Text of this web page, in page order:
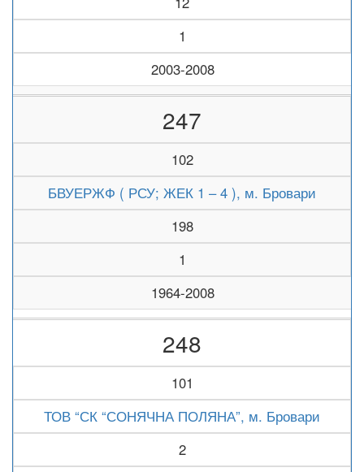
1
2003-2008
247
102
БВУЕРЖФ ( РСУ; ЖЕК 1 – 4 ), м. Бровари
198
1
1964-2008
248
101
ТОВ “СК “СОНЯЧНА ПОЛЯНА”, м. Бровари
2